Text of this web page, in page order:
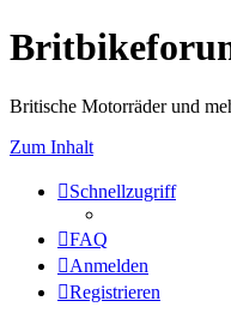
Britische Motorräder und
Zum Inhalt
Schnellzugriff
FAQ
Anmelden
Registrieren